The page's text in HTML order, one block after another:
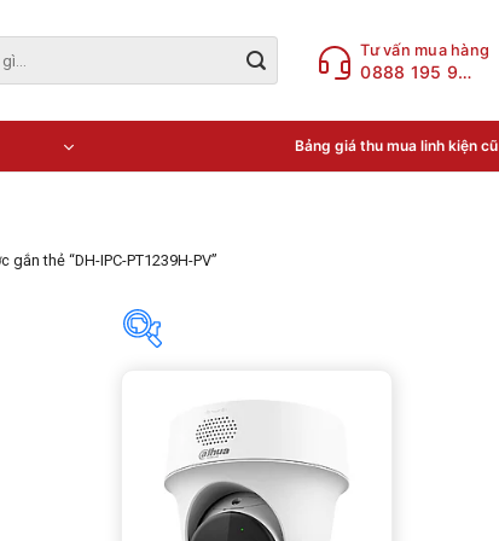
Tư vấn mua hàng
0888 195 969
Bảng giá thu mua linh kiện cũ
gắn thẻ “DH-IPC-PT1239H-PV”
Danh mục sản phẩm
Chưa phân loại
ĐIỆN THOẠI - LINH KIỆN